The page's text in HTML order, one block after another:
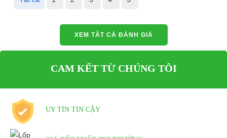
XEM TẤT CẢ ĐÁNH GIÁ
CAM KẾT TỪ CHÚNG TÔI
UY TÍN TIN CẬY